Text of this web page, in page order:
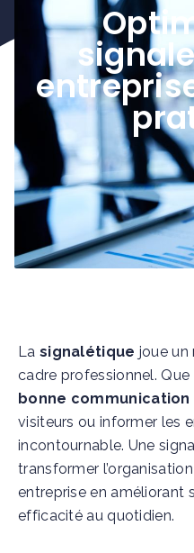
La signalétique joue un
cadre professionnel.
bonne
visiteurs ou informer les
incontournable. Une
transformer
entreprise en améliorant
efficacité au quotidien.